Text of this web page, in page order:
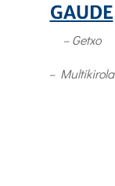
GAUDE
– Getxo
– Multikirola